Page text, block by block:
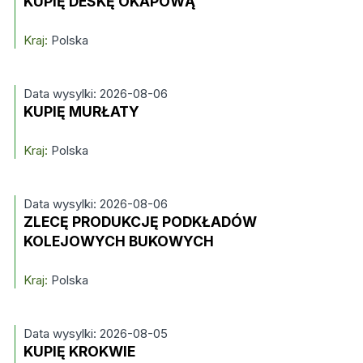
Kraj: Polska
Data wysylki: 2026-08-06
KUPIĘ MURŁATY
Kraj: Polska
Data wysylki: 2026-08-06
ZLECĘ PRODUKCJĘ PODKŁADÓW
KOLEJOWYCH BUKOWYCH
Kraj: Polska
Data wysylki: 2026-08-05
KUPIĘ KROKWIE